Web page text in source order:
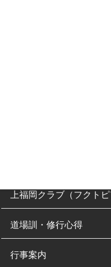
上福岡クラブ（フクト
道場訓・修行心得
行事案内